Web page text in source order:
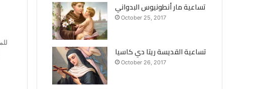
تساعية مار أنطونيوس البدواني
October 25, 2017
تساعية القديسة ريتا دي كاسيا
October 26, 2017